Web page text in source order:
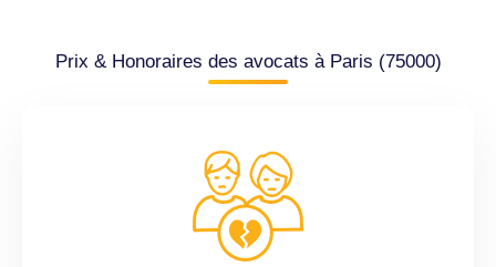
Prix & Honoraires des avocats à Paris (75000)